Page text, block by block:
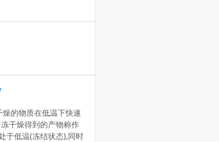
的物质在低温下快速
干燥得到的产物称作
于低温(冻结状态),同时